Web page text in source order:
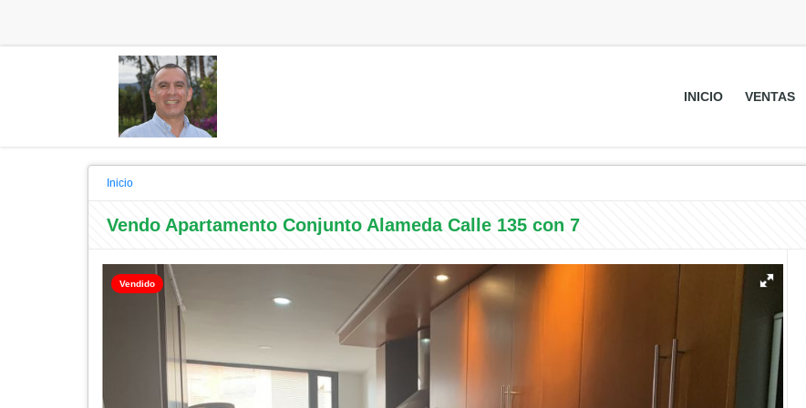
INICIO VENTAS
Inicio
Vendo Apartamento Conjunto Alameda Calle 135 con 7
Vendido